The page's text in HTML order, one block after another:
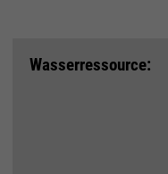
Wasser­ressource: